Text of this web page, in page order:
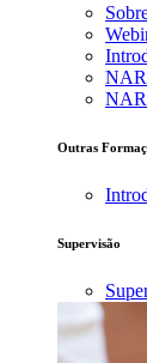
Outras
Supervisão